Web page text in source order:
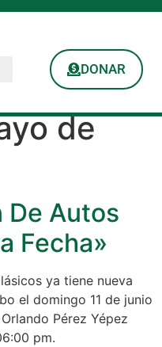
DONAR
de
De Autos
Fecha»
ya tiene nueva
el domingo 11 de junio
Pérez Yépez
pm.